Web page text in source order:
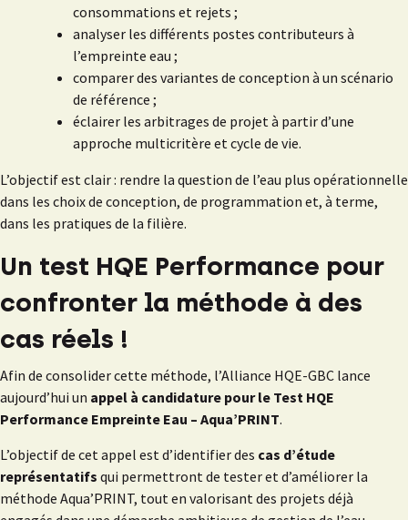
consommations et rejets ;
analyser les différents postes contributeurs à
l’empreinte eau ;
comparer des variantes de conception à un scénario
de référence ;
éclairer les arbitrages de projet à partir d’une
approche multicritère et cycle de vie.
L’objectif est clair : rendre la question de l’eau plus opérationnelle
dans les choix de conception, de programmation et, à terme,
dans les pratiques de la filière.
Un test HQE Performance pour
confronter la méthode à des
cas réels !
Afin de consolider cette méthode, l’Alliance HQE-GBC lance
aujourd’hui un appel à candidature pour le Test HQE
Performance Empreinte Eau – Aqua’PRINT.
L’objectif de cet appel est d’identifier des cas d’étude
représentatifs qui permettront de tester et d’améliorer la
méthode Aqua’PRINT, tout en valorisant des projets déjà